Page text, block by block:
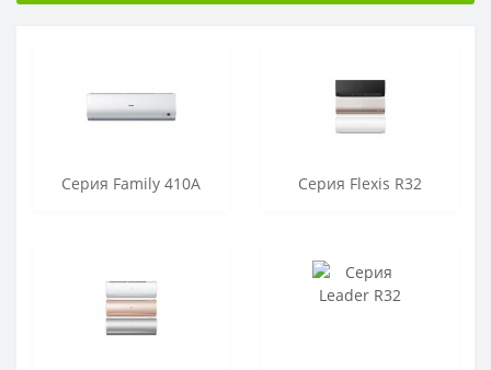
Серия Family 410A Серия Flexis R32